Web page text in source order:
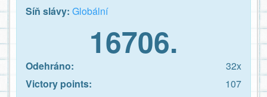
Síň slávy: Globální
16706.
Odehráno:
32x
Victory points:
107